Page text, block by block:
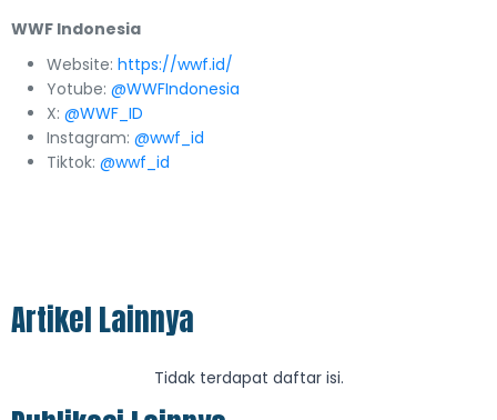
WWF Indonesia
Website: https://wwf.id/
Yotube: @WWFIndonesia
X: @WWF_ID
Instagram: @wwf_id
Tiktok: @wwf_id
Artikel Lainnya
Tidak terdapat daftar isi.